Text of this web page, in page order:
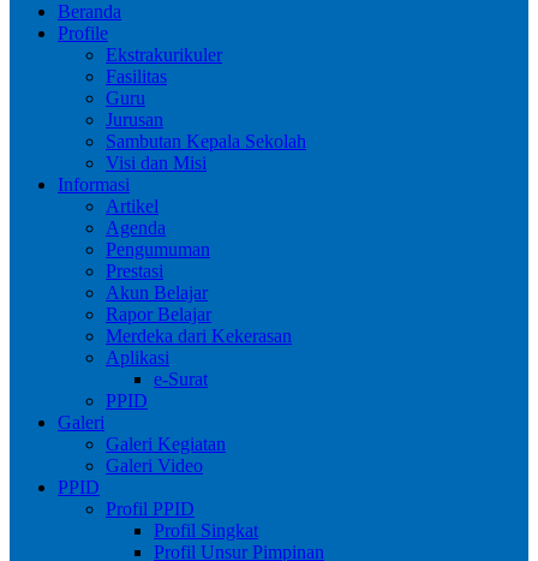
Beranda
Profile
Ekstrakurikuler
Fasilitas
Guru
Jurusan
Sambutan Kepala Sekolah
Visi dan Misi
Informasi
Artikel
Agenda
Pengumuman
Prestasi
Akun Belajar
Rapor Belajar
Merdeka dari Kekerasan
Aplikasi
e-Surat
PPID
Galeri
Galeri Kegiatan
Galeri Video
PPID
Profil PPID
Profil Singkat
Profil Unsur Pimpinan